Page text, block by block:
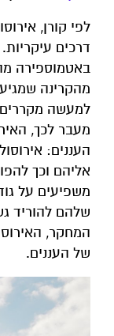
לפי קורן,
דרכים
באטמוספירה
מהקרינה
למעשה
מעבר לכך,
העננים:
אליהם וכך
משפיעים על
שלהם להוריד
המחקר,
של העננים.